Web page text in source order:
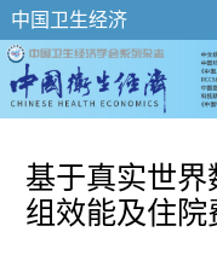
中国卫生经济
基于真实世界
组效能及住